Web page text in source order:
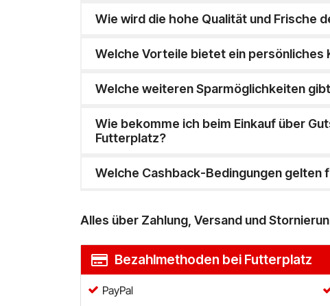
Wie wird die hohe Qualität und Frische
Welche Vorteile bietet ein persönliches
Welche weiteren Sparmöglichkeiten
Wie bekomme ich beim Einkauf über
Futterplatz?
Welche Cashback-Bedingungen gelten
Alles über Zahlung, Versand und
Bezahlmethoden bei Futterplatz
PayPal